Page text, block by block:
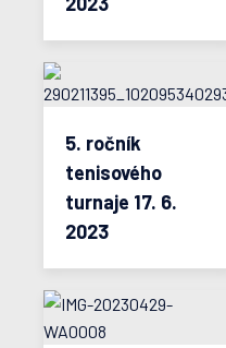
5. ročník
tenisového
turnaje 17. 6.
2023